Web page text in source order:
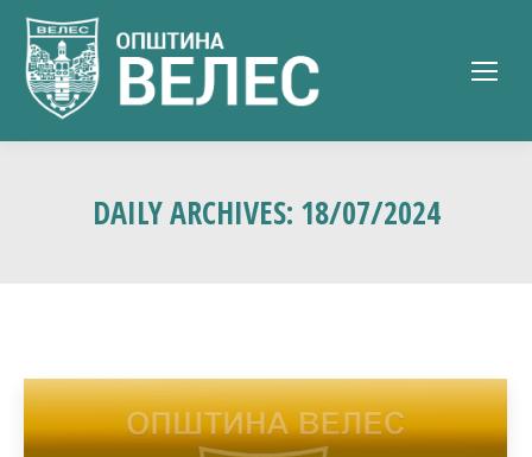
DAILY ARCHIVES: 18/07/2024